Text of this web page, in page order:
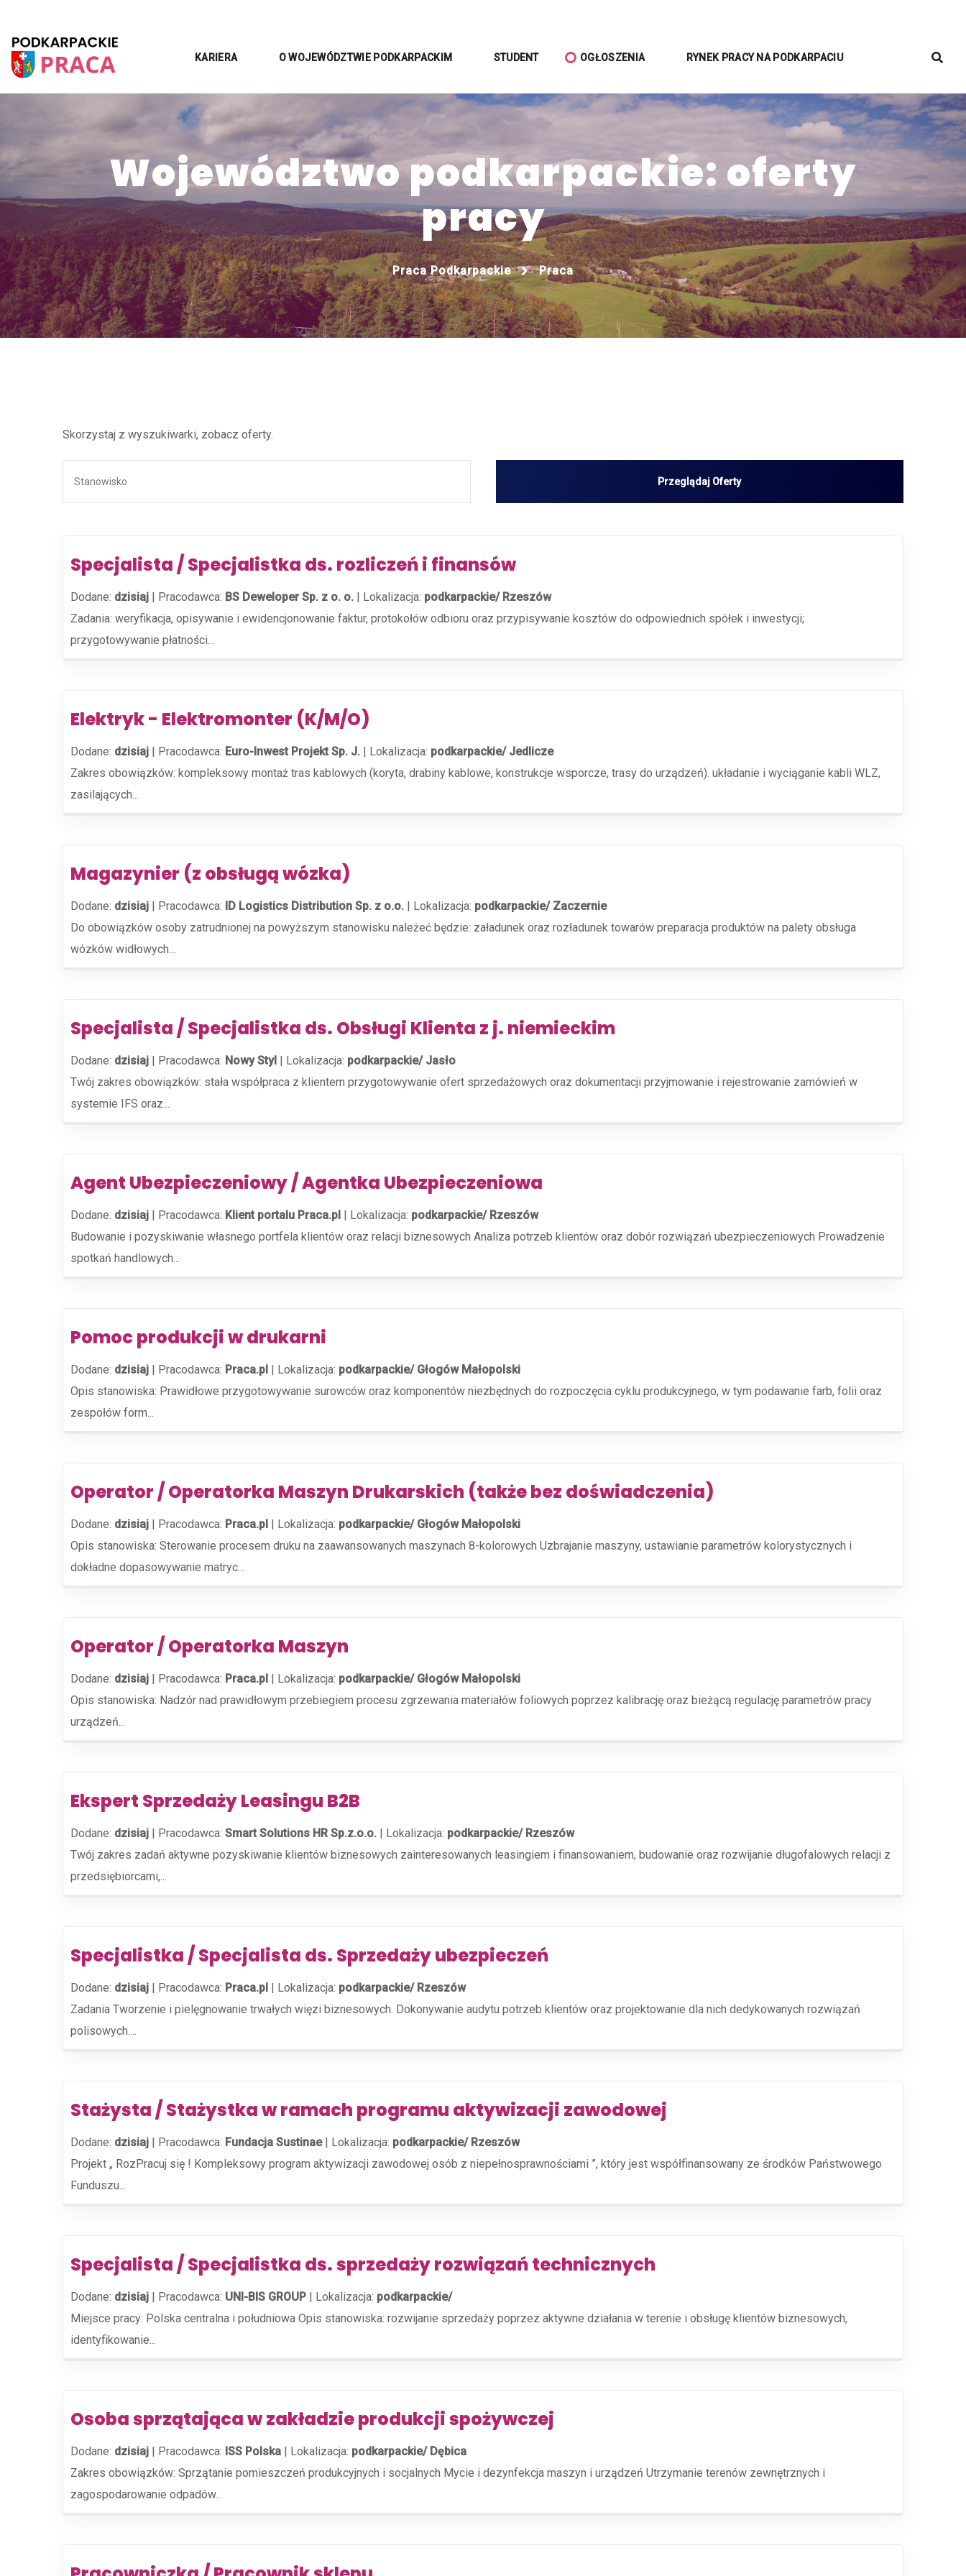
KARIERA O WOJEWÓDZTWIE PODKARPACKIM STUDENT OGŁOSZENIA RYNEK PRACY NA PODKARPACIU
Województwo podkarpackie: oferty
pracy
Praca Podkarpackie Praca
Skorzystaj z wyszukiwarki, zobacz oferty.
Specjalista / Specjalistka ds. rozliczeń i finansów
Dodane: dzisiaj | Pracodawca: BS Deweloper Sp. z o. o. | Lokalizacja: podkarpackie/ Rzeszów
Zadania: weryfikacja, opisywanie i ewidencjonowanie faktur, protokołów odbioru oraz przypisywanie kosztów do odpowiednich spółek i inwestycji;
przygotowywanie płatności...
Elektryk - Elektromonter (K/M/O)
Dodane: dzisiaj | Pracodawca: Euro-Inwest Projekt Sp. J. | Lokalizacja: podkarpackie/ Jedlicze
Zakres obowiązków: kompleksowy montaż tras kablowych (koryta, drabiny kablowe, konstrukcje wsporcze, trasy do urządzeń). układanie i wyciąganie kabli WLZ,
zasilających...
Magazynier (z obsługą wózka)
Dodane: dzisiaj | Pracodawca: ID Logistics Distribution Sp. z o.o. | Lokalizacja: podkarpackie/ Zaczernie
Do obowiązków osoby zatrudnionej na powyższym stanowisku należeć będzie: załadunek oraz rozładunek towarów preparacja produktów na palety obsługa
wózków widłowych...
Specjalista / Specjalistka ds. Obsługi Klienta z j. niemieckim
Dodane: dzisiaj | Pracodawca: Nowy Styl | Lokalizacja: podkarpackie/ Jasło
Twój zakres obowiązków: stała współpraca z klientem przygotowywanie ofert sprzedażowych oraz dokumentacji przyjmowanie i rejestrowanie zamówień w
systemie IFS oraz...
Agent Ubezpieczeniowy / Agentka Ubezpieczeniowa
Dodane: dzisiaj | Pracodawca: Klient portalu Praca.pl | Lokalizacja: podkarpackie/ Rzeszów
Budowanie i pozyskiwanie własnego portfela klientów oraz relacji biznesowych Analiza potrzeb klientów oraz dobór rozwiązań ubezpieczeniowych Prowadzenie
spotkań handlowych...
Pomoc produkcji w drukarni
Dodane: dzisiaj | Pracodawca: Praca.pl | Lokalizacja: podkarpackie/ Głogów Małopolski
Opis stanowiska: Prawidłowe przygotowywanie surowców oraz komponentów niezbędnych do rozpoczęcia cyklu produkcyjnego, w tym podawanie farb, folii oraz
zespołów form...
Operator / Operatorka Maszyn Drukarskich (także bez doświadczenia)
Dodane: dzisiaj | Pracodawca: Praca.pl | Lokalizacja: podkarpackie/ Głogów Małopolski
Opis stanowiska: Sterowanie procesem druku na zaawansowanych maszynach 8-kolorowych Uzbrajanie maszyny, ustawianie parametrów kolorystycznych i
dokładne dopasowywanie matryc...
Operator / Operatorka Maszyn
Dodane: dzisiaj | Pracodawca: Praca.pl | Lokalizacja: podkarpackie/ Głogów Małopolski
Opis stanowiska: Nadzór nad prawidłowym przebiegiem procesu zgrzewania materiałów foliowych poprzez kalibrację oraz bieżącą regulację parametrów pracy
urządzeń...
Ekspert Sprzedaży Leasingu B2B
Dodane: dzisiaj | Pracodawca: Smart Solutions HR Sp.z.o.o. | Lokalizacja: podkarpackie/ Rzeszów
Twój zakres zadań aktywne pozyskiwanie klientów biznesowych zainteresowanych leasingiem i finansowaniem, budowanie oraz rozwijanie długofalowych relacji z
przedsiębiorcami,...
Specjalistka / Specjalista ds. Sprzedaży ubezpieczeń
Dodane: dzisiaj | Pracodawca: Praca.pl | Lokalizacja: podkarpackie/ Rzeszów
Zadania Tworzenie i pielęgnowanie trwałych więzi biznesowych. Dokonywanie audytu potrzeb klientów oraz projektowanie dla nich dedykowanych rozwiązań
polisowych....
Stażysta / Stażystka w ramach programu aktywizacji zawodowej
Dodane: dzisiaj | Pracodawca: Fundacja Sustinae| Lokalizacja: podkarpackie/ Rzeszów
Projekt „ RozPracuj się ! Kompleksowy program aktywizacji zawodowej osób z niepełnosprawnościami ”, który jest współfinansowany ze środków Państwowego
Funduszu...
Specjalista / Specjalistka ds. sprzedaży rozwiązań technicznych
Dodane: dzisiaj | Pracodawca: UNI-BIS GROUP | Lokalizacja: podkarpackie/
Miejsce pracy: Polska centralna i południowa Opis stanowiska: rozwijanie sprzedaży poprzez aktywne działania w terenie i obsługę klientów biznesowych,
identyfikowanie...
Osoba sprzątająca w zakładzie produkcji spożywczej
Dodane: dzisiaj | Pracodawca: ISS Polska | Lokalizacja: podkarpackie/ Dębica
Zakres obowiązków: Sprzątanie pomieszczeń produkcyjnych i socjalnych Mycie i dezynfekcja maszyn i urządzeń Utrzymanie terenów zewnętrznych i
zagospodarowanie odpadów...